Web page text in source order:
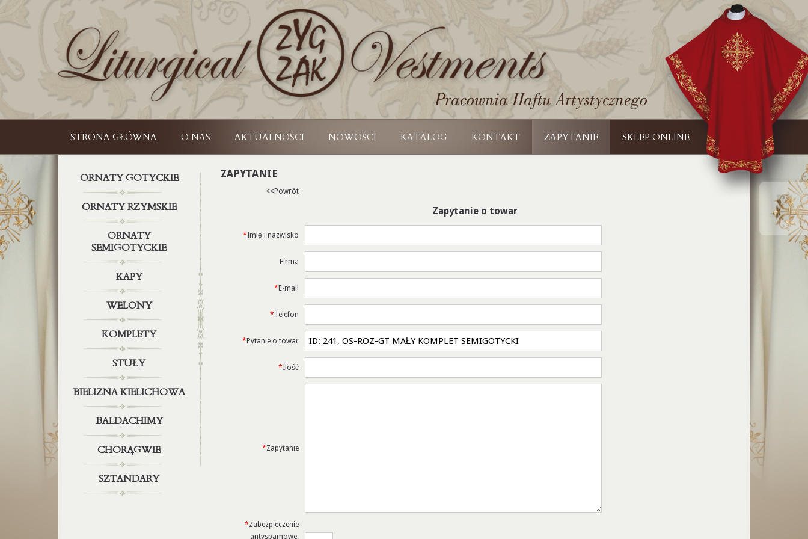
STRONA GŁÓWNA O NAS AKTUALNOŚCI NOWOŚCI KATALOG KONTAKT ZAPYTANIE SKLEP ONLINE
ORNATY GOTYCKIE
ORNATY RZYMSKIE
ORNATY
SEMIGOTYCKIE
KAPY
WELONY
KOMPLETY
STUŁY
BIELIZNA KIELICHOWA
BALDACHIMY
CHORĄGWIE
SZTANDARY
ZAPYTANIE
<<Powrót
Zapytanie o towar
*Imię i nazwisko
Firma
* E-mail
*Telefon
* Pytanie o towar
*Ilość
*Zapytanie
*Zabezpieczenie
antyspamowe.